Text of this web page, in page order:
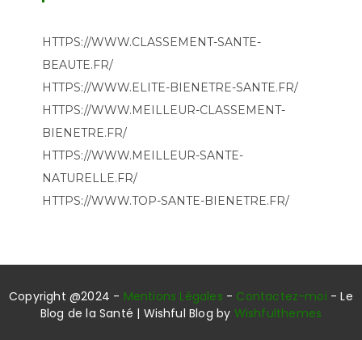
HTTPS://WWW.CLASSEMENT-SANTE-
BEAUTE.FR/
HTTPS://WWW.ELITE-BIENETRE-SANTE.FR/
HTTPS://WWW.MEILLEUR-CLASSEMENT-
BIENETRE.FR/
HTTPS://WWW.MEILLEUR-SANTE-
NATURELLE.FR/
HTTPS://WWW.TOP-SANTE-BIENETRE.FR/
Copyright @2024 - Mentions Légales - Contactez-moi - Le
Blog de la Santé | Wishful Blog by Wishfulthemes